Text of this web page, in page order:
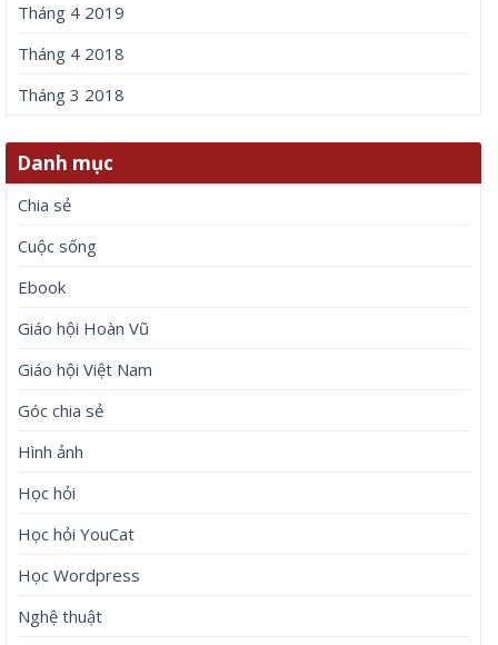
Tháng 4 2019
Tháng 4 2018
Tháng 3 2018
Danh mục
Chia sẻ
Cuộc sống
Ebook
Giáo hội Hoàn Vũ
Giáo hội Việt Nam
Góc chia sẻ
Hình ảnh
Học hỏi
Học hỏi YouCat
Học Wordpress
Nghệ thuật